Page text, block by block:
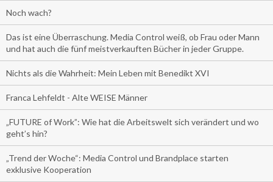
Noch wach?
Das ist eine Überraschung. Media Control weiß, ob Frau oder Mann
und hat auch die fünf meistverkauften Bücher in jeder Gruppe.
Nichts als die Wahrheit: Mein Leben mit Benedikt XVI
Franca Lehfeldt - Alte WEISE Männer
„FUTURE of Work”: Wie hat die Arbeitswelt sich verändert und wo
geht’s hin?
„Trend der Woche“: Media Control und Brandplace starten
exklusive Kooperation